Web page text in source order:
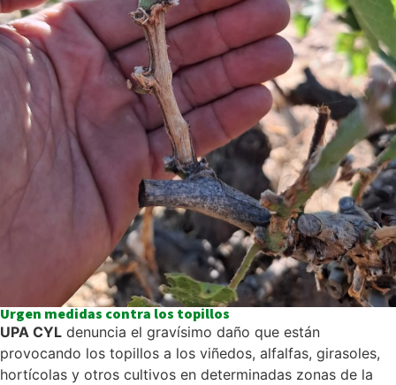
Urgen medidas contra los topillos
UPA CYL denuncia el gravísimo daño que están
provocando los topillos a los viñedos, alfalfas, girasoles,
hortícolas y otros cultivos en determinadas zonas de la